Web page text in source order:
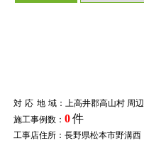
対応地域：上高井郡高山村 周辺
施工事例数： 0件
工事店住所：長野県松本市野溝西